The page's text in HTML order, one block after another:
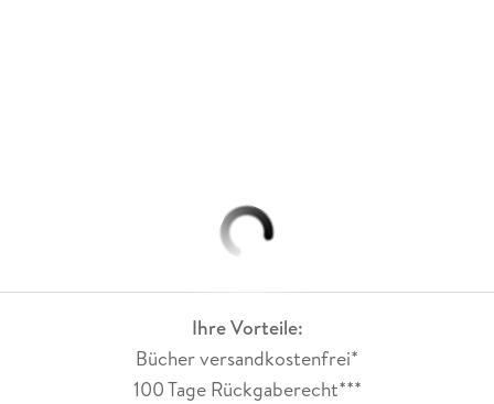
Ihre Vorteile:
Bücher versandkostenfrei*
100 Tage Rückgaberecht***